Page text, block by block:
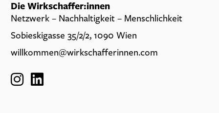
Die Wirkschaffer:innen
Netzwerk – Nachhaltigkeit – Menschlichkeit
Sobieskigasse 35/2/2, 1090 Wien
willkommen@wirkschafferinnen.com